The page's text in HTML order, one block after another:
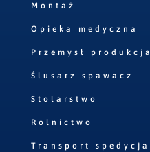
Montaż
Opieka medyczna
Przemysł produkcja
Ślusarz spawacz
Stolarstwo
Rolnictwo
Transport spedycja